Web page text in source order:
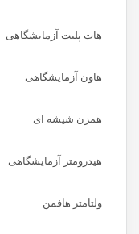
هات پلیت آزمایشگاهی
هاون آزمایشگاهی
همزن شیشه ای
هیدرومتر آزمایشگاهی
ولتامتر هافمن